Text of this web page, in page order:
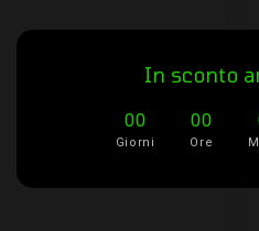
In sconto
00
Giorni
00
Ore